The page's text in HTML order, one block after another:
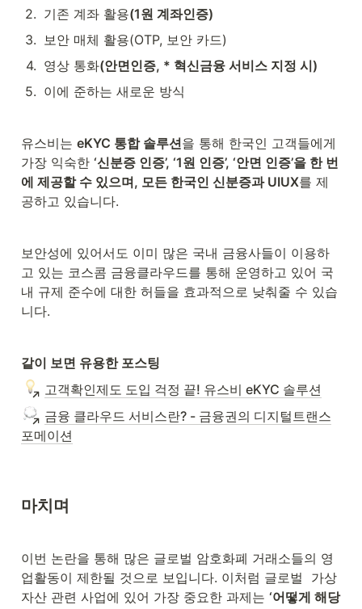
2. 기존 계좌 활용(1원 계좌인증)
3. 보안 매체 활용(OTP, 보안 카드)
4. 영상 통화(안면인증, * 혁신금융 서비스 지정 시)
5. 이에 준하는 새로운 방식
유스비는 eKYC 통합 솔루션을 통해 한국인 고객들에게
가장 익숙한 ‘신분증 인증’, ‘1원 인증’, ‘안면 인증’을 한 번
에 제공할 수 있으며, 모든 한국인 신분증과 UIUX를 제
공하고 있습니다.
보안성에 있어서도 이미 많은 국내 금융사들이 이용하
고 있는 코스콤 금융클라우드를 통해 운영하고 있어 국
내 규제 준수에 대한 허들을 효과적으로 낮춰줄 수 있습
니다.
같이 보면 유용한 포스팅
고객확인제도 도입 걱정 끝! 유스비 eKYC 솔루션
금융 클라우드 서비스란? - 금융권의 디지털트랜스
포메이션
마치며
이번 논란을 통해 많은 글로벌 암호화폐 거래소들의 영
업활동이 제한될 것으로 보입니다. 이처럼 글로벌  가상
자산 관련 사업에 있어 가장 중요한 과제는 ‘어떻게 해당